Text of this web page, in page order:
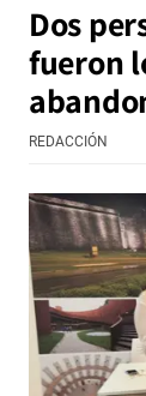
Dos
fueron
REDACCIÓN